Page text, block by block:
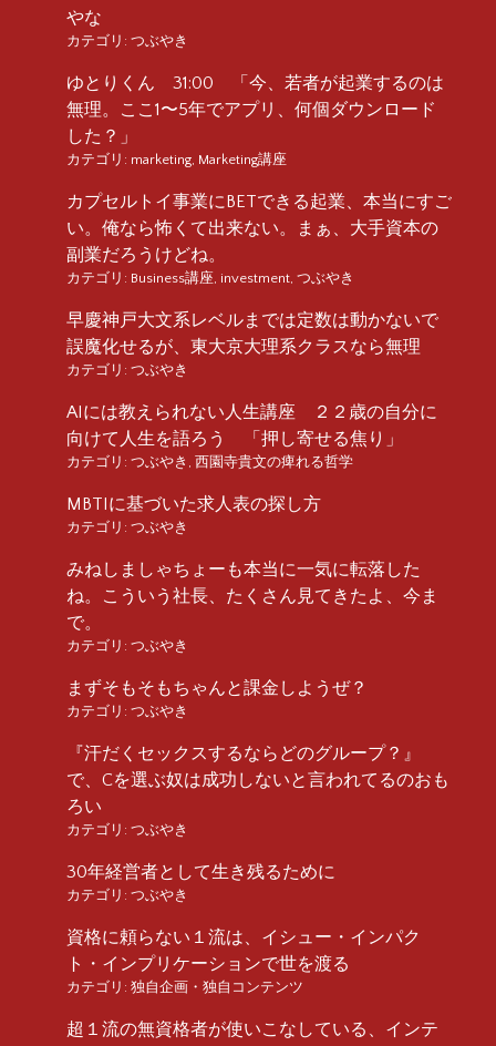
やな
カテゴリ: つぶやき
ゆとりくん 31:00 「今、若者が起業するのは
無理。ここ1〜5年でアプリ、何個ダウンロード
した？」
カテゴリ: marketing Marketing講座
カプセルトイ事業にBETできる起業、本当にすご
い。俺なら怖くて出来ない。まぁ、大手資本の
副業だろうけどね。
カテゴリ: Business講座 investment つぶやき
早慶神戸大文系レベルまでは定数は動かないで
誤魔化せるが、東大京大理系クラスなら無理
カテゴリ: つぶやき
AIには教えられない人生講座 ２２歳の自分に
向けて人生を語ろう 「押し寄せる焦り」
カテゴリ: つぶやき 西園寺貴文の痺れる哲学
MBTIに基づいた求人表の探し方
カテゴリ: つぶやき
みねしましゃちょーも本当に一気に転落した
ね。こういう社長、たくさん見てきたよ、今ま
で。
カテゴリ: つぶやき
まずそもそもちゃんと課金しようぜ？
カテゴリ: つぶやき
『汗だくセックスするならどのグループ？』
で、Cを選ぶ奴は成功しないと言われてるのおも
ろい
カテゴリ: つぶやき
30年経営者として生き残るために
カテゴリ: つぶやき
資格に頼らない１流は、イシュー・インパク
ト・インプリケーションで世を渡る
カテゴリ: 独自企画・独自コンテンツ
超１流の無資格者が使いこなしている、インテ